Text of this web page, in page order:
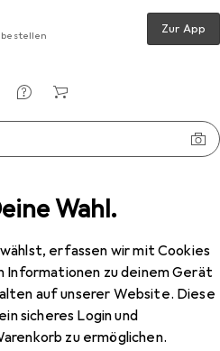
Wahl.
erfassen wir mit Cookies
Informationen zu deinem Gerät
auf unserer Website. Diese
sicheres Login und
zu ermöglichen.
Zur App
Schneckenalarm!
Renate Alf, Sofie Meys, 2025